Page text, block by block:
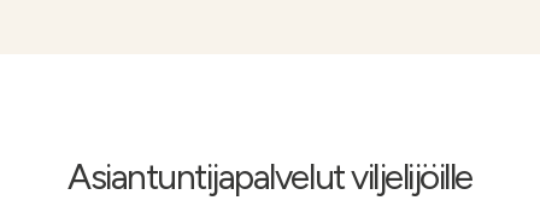
Asiantuntijapalvelut viljelijöille